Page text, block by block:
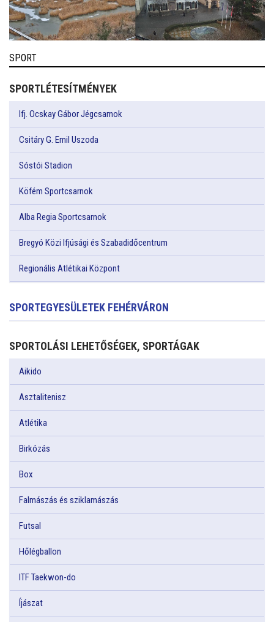
SPORT
SPORTLÉTESÍTMÉNYEK
Ifj. Ocskay Gábor Jégcsarnok
Csitáry G. Emil Uszoda
Sóstói Stadion
Köfém Sportcsarnok
Alba Regia Sportcsarnok
Bregyó Közi Ifjúsági és Szabadidőcentrum
Regionális Atlétikai Központ
SPORTEGYESÜLETEK FEHÉRVÁRON
SPORTOLÁSI LEHETŐSÉGEK, SPORTÁGAK
Aikido
Asztalitenisz
Atlétika
Birkózás
Box
Falmászás és sziklamászás
Futsal
Hőlégballon
ITF Taekwon-do
Íjászat